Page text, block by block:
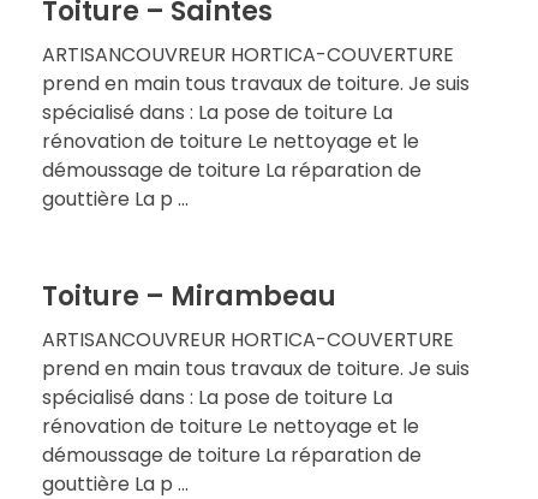
Toiture – Saintes
ARTISANCOUVREUR HORTICA-COUVERTURE
prend en main tous travaux de toiture. Je suis
spécialisé dans : La pose de toiture La
rénovation de toiture Le nettoyage et le
démoussage de toiture La réparation de
gouttière La p ...
Toiture – Mirambeau
ARTISANCOUVREUR HORTICA-COUVERTURE
prend en main tous travaux de toiture. Je suis
spécialisé dans : La pose de toiture La
rénovation de toiture Le nettoyage et le
démoussage de toiture La réparation de
gouttière La p ...